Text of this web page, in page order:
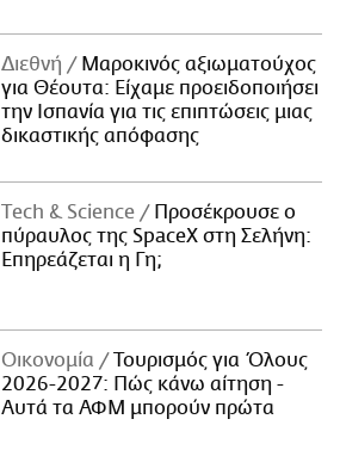
Διεθνή
Μαροκινός αξιωματούχος
για Θέουτα: Είχαμε προειδοποιήσει
την Ισπανία για τις επιπτώσεις μιας
δικαστικής απόφασης
Τech & Science
Προσέκρουσε ο
πύραυλος της SpaceX στη Σελήνη:
Επηρεάζεται η Γη;
Οικονομία
Τουρισμός για Όλους
2026-2027: Πώς κάνω αίτηση -
Αυτά τα ΑΦΜ μπορούν πρώτα